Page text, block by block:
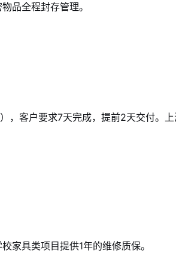
品全程封存管理。
，客户要求7天完成，提前2天交付。
家具类项目提供1年的维修质保。